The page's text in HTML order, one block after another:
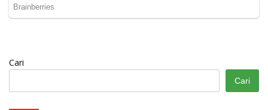
Cari
Cari